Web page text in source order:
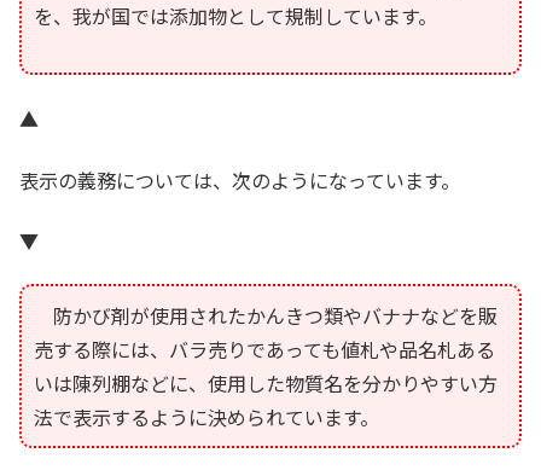
を、我が国では添加物として規制しています。
▲
表示の義務については、次のようになっています。
▼
防かび剤が使用されたかんきつ類やバナナなどを販
売する際には、バラ売りであっても値札や品名札ある
いは陳列棚などに、使用した物質名を分かりやすい方
法で表示するように決められています。